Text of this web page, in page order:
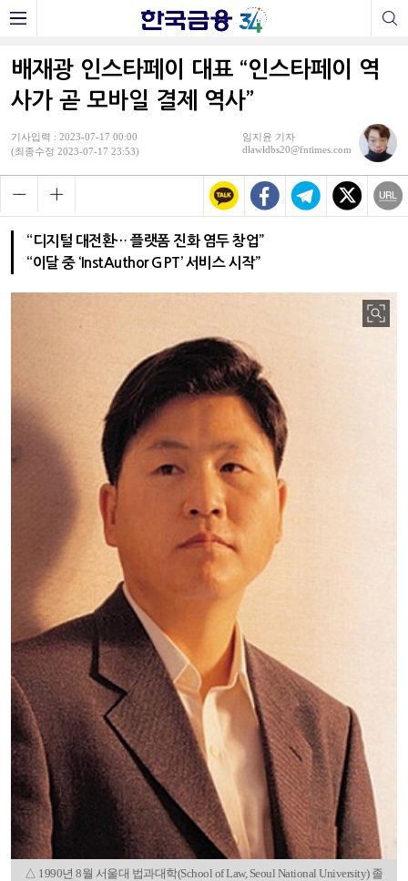
배재광 인스타페이 대표 “인스타페이 역
사가 곧 모바일 결제 역사”
기사입력 : 2023-07-17 00:00
(최종수정 2023-07-17 23:53)
임지윤 기자
dlawldbs20@fntimes.com
“디지털 대전환… 플랫폼 진화 염두 창업”
“이달 중 ‘InstAuthor GPT’ 서비스 시작”
△ 1990년 8월 서울대 법과대학(School of Law, Seoul National University) 졸